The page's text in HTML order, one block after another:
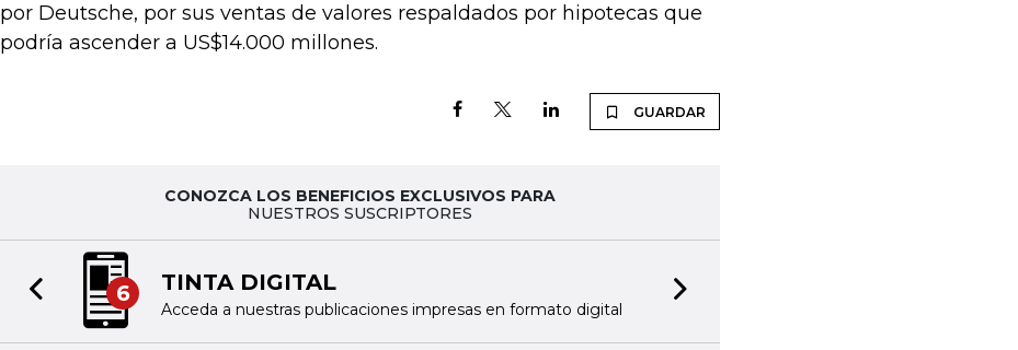
por Deutsche, por sus ventas de valores respaldados por hipotecas que
podría ascender a US$14.000 millones.
GUARDAR
CONOZCA LOS BENEFICIOS EXCLUSIVOS PARA
NUESTROS SUSCRIPTORES
6 TINTA DIGITAL
Acceda a nuestras publicaciones impresas en formato digital
Previous slide